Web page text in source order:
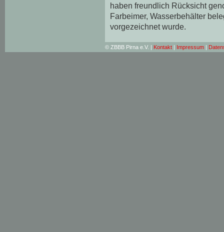
haben freundlich Rücksicht
Farbeimer, Wasserbehälter
vorgezeichnet wurde.
© ZBBB Pirna e.V. | Kontakt | Impressum |